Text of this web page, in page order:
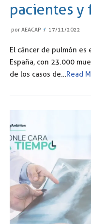
pacientes y
por AEACAP 17/11/2022
El cáncer de pulmón es
España, con 23.000
de los casos de…Read